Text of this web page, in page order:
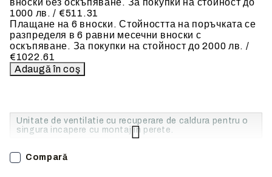
Unitate de ventilatie cu recuperare de caldura pentru o
singura incapere cu montaj in perete.
вноски без оскъпяване. За покупки на стойност до
1000 лв. / €511.31
Плащане на 6 вноски. Стойността на поръчката се
разпределя в 6 равни месечни вноски с
оскъпяване. За покупки на стойност до 2000 лв. /
€1022.61
Compară